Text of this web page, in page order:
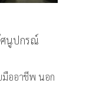
ศนูปกรณ์
มืออาชีพ นอก